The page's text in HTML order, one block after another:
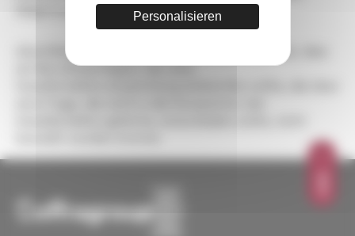
abgetreten worden waren oder nicht.
Abschließend kam das Gericht zu dem Ergebnis, dass
ein Bevollmächtigter, der eine
Personalisieren